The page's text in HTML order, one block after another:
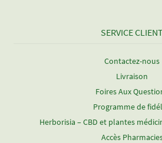
SERVICE
Contactez-nous
Livraison
Foires Aux
Programme de
Herborisia – CBD et plantes
Accès